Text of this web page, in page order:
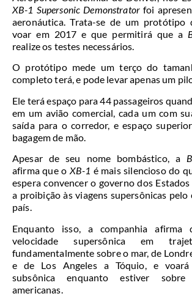
XB-1 Supersonic Demonstrator foi
aeronáutica. Trata-se de um protótipo
voar em 2017 e que permitirá que a
realize os testes necessários.
O protótipo mede um terço do
completo terá, e pode levar apenas um
Ele terá espaço para 44 passageiros
em um avião comercial, cada um com
saída para o corredor, e espaço
bagagem de mão.
Apesar de seu nome bombástico, a
afirma que o XB-1 é mais silencioso do
espera convencer o governo dos
a proibição às viagens supersônicas pelo
país.
Enquanto isso, a companhia afirma
velocidade supersônica em
fundamentalmente sobre o mar, de
e de Los Angeles a Tóquio, e voará
subsônica enquanto estiver
americanas.